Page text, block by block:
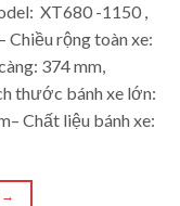
XT680 -1150 ,
rộng toàn xe:
374 mm,
thước bánh xe lớn:
Chất liệu bánh xe:
→